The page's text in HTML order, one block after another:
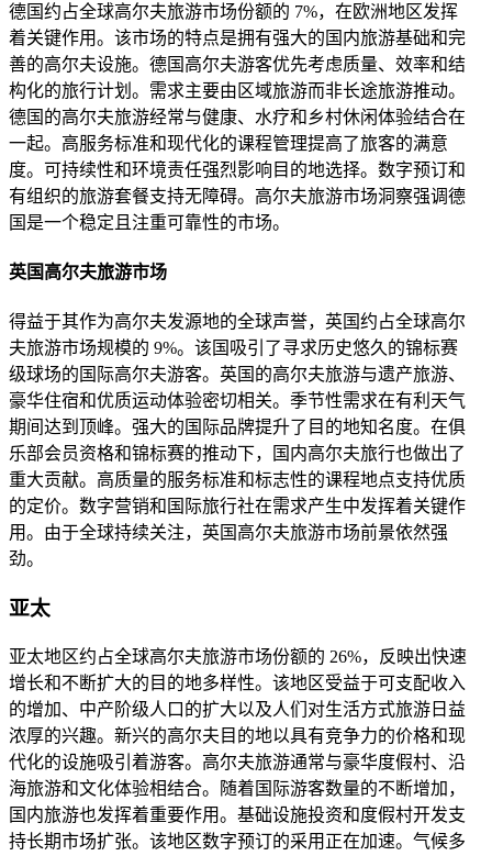
德国约占全球高尔夫旅游市场份额的 7%，在欧洲地区发挥
着关键作用。该市场的特点是拥有强大的国内旅游基础和完
善的高尔夫设施。德国高尔夫游客优先考虑质量、效率和结
构化的旅行计划。需求主要由区域旅游而非长途旅游推动。
德国的高尔夫旅游经常与健康、水疗和乡村休闲体验结合在
一起。高服务标准和现代化的课程管理提高了旅客的满意
度。可持续性和环境责任强烈影响目的地选择。数字预订和
有组织的旅游套餐支持无障碍。高尔夫旅游市场洞察强调德
国是一个稳定且注重可靠性的市场。
英国高尔夫旅游市场
得益于其作为高尔夫发源地的全球声誉，英国约占全球高尔
夫旅游市场规模的 9%。该国吸引了寻求历史悠久的锦标赛
级球场的国际高尔夫游客。英国的高尔夫旅游与遗产旅游、
豪华住宿和优质运动体验密切相关。季节性需求在有利天气
期间达到顶峰。强大的国际品牌提升了目的地知名度。在俱
乐部会员资格和锦标赛的推动下，国内高尔夫旅行也做出了
重大贡献。高质量的服务标准和标志性的课程地点支持优质
的定价。数字营销和国际旅行社在需求产生中发挥着关键作
用。由于全球持续关注，英国高尔夫旅游市场前景依然强
劲。
亚太
亚太地区约占全球高尔夫旅游市场份额的 26%，反映出快速
增长和不断扩大的目的地多样性。该地区受益于可支配收入
的增加、中产阶级人口的扩大以及人们对生活方式旅游日益
浓厚的兴趣。新兴的高尔夫目的地以具有竞争力的价格和现
代化的设施吸引着游客。高尔夫旅游通常与豪华度假村、沿
海旅游和文化体验相结合。随着国际游客数量的不断增加，
国内旅游也发挥着重要作用。基础设施投资和度假村开发支
持长期市场扩张。该地区数字预订的采用正在加速。气候多